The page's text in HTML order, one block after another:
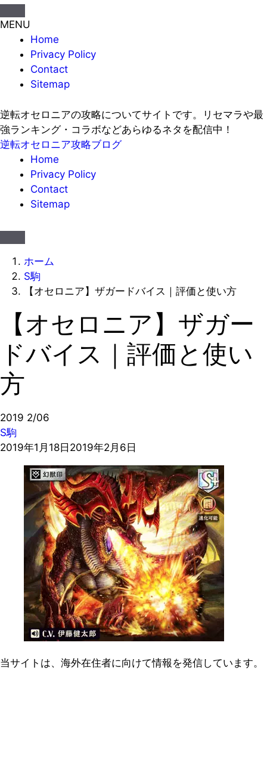
MENU
Home
Privacy Policy
Contact
Sitemap
逆転オセロニアの攻略についてサイトです。リセマラや最
強ランキング・コラボなどあらゆるネタを配信中！
逆転オセロニア攻略ブログ
Home
Privacy Policy
Contact
Sitemap
ホーム
S駒
【オセロニア】ザガードバイス｜評価と使い方
【オセロニア】ザガー
ドバイス｜評価と使い
方
2019 2/06
S駒
2019年1月18日 2019年2月6日
当サイトは、海外在住者に向けて情報を発信しています。